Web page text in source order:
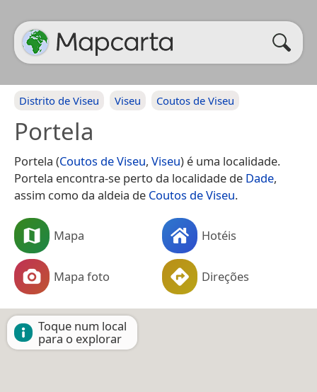
Distrito de Viseu Viseu Coutos de Viseu
Portela
Portela (Coutos de Viseu, Viseu) é uma localidade.
Portela encontra-se perto da localidade de Dade,
assim como da aldeia de Coutos de Viseu.
Mapa Hotéis
Mapa foto Direções
Toque num local
para o explorar